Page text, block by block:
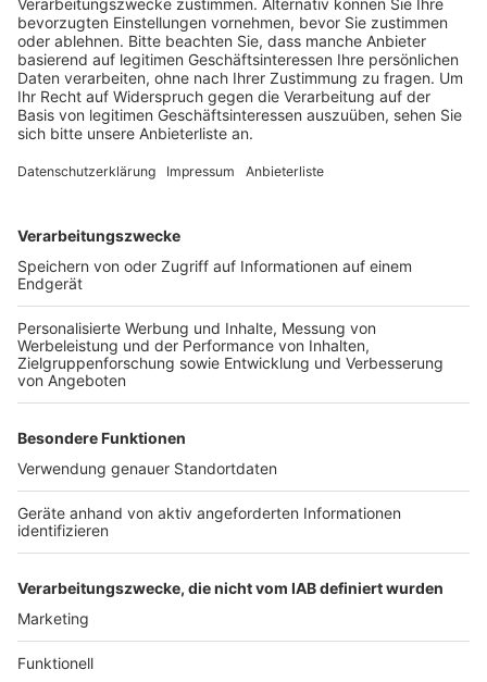
und es wurden mir sehr viele Dinge ermöglicht. Aber
ich habe mich dennoch oft allein gefühlt. Mir wurde
klar, dass man tolle Menschen um sich haben, man
aber trotzdem einsam sein kann.“
Anzeige
Wir benötigen Ihre
Zustimmung, um den YouTube
Wir verwenden einen Service eines
Drittanbieters, um Videoinhalte
einzubetten. Dieser Service kann
Daten zu Ihren Aktivitäten
sammeln. Bitte lesen Sie die
Details durch und stimmen Sie der
Nutzung des Service zu, um dieses
Video anzusehen.
Mehr Informationen
Die neue Single von Zoe Wees: "Lonely".
Anzeige